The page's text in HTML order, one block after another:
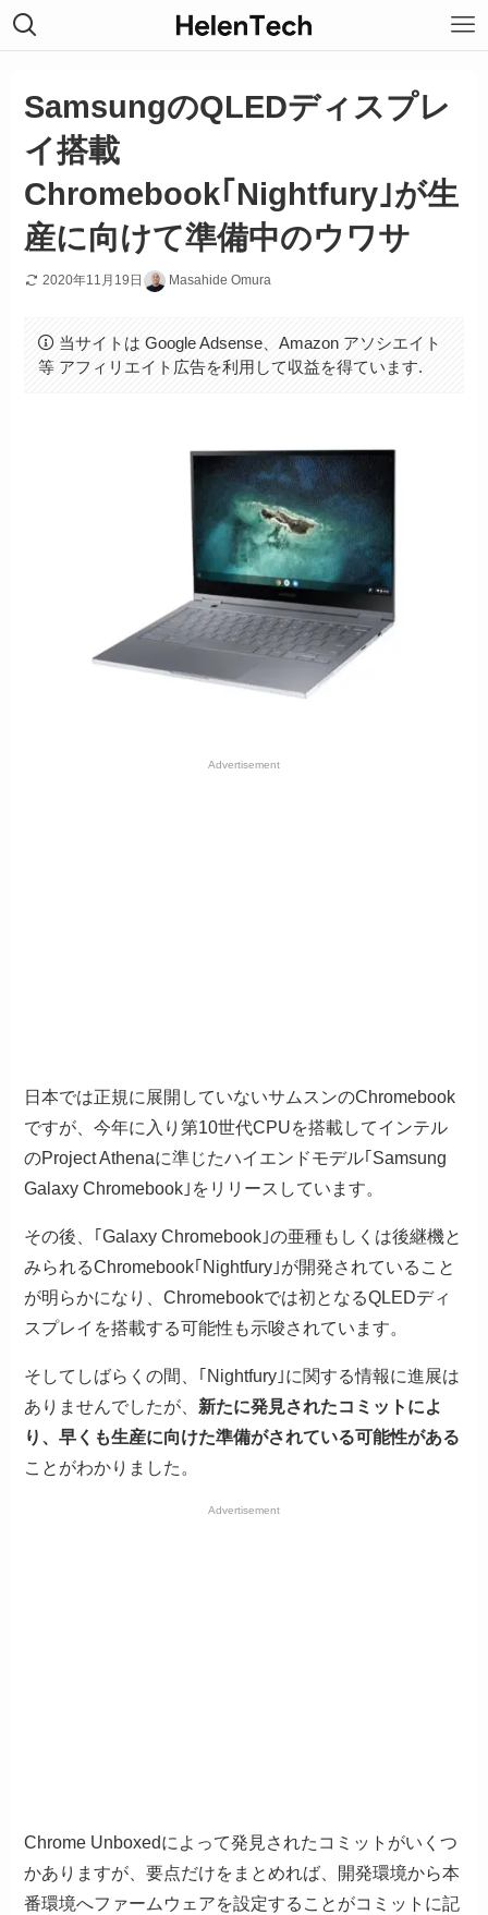
SamsungのQLEDディスプレ
イ搭載
Chromebook｢Nightfury｣が生
産に向けて準備中のウワサ
2020年11月19日 Masahide Omura
当サイトは Google Adsense、Amazon アソシエイト
等 アフィリエイト広告を利用して収益を得ています.
Advertisement
日本では正規に展開していないサムスンのChromebook
ですが、今年に入り第10世代CPUを搭載してインテル
のProject Athenaに準じたハイエンドモデル｢Samsung
Galaxy Chromebook｣をリリースしています。
その後、｢Galaxy Chromebook｣の亜種もしくは後継機と
みられるChromebook｢Nightfury｣が開発されていること
が明らかになり、Chromebookでは初となるQLEDディ
スプレイを搭載する可能性も示唆されています。
そしてしばらくの間、｢Nightfury｣に関する情報に進展は
ありませんでしたが、 新たに発見されたコミットによ
り、早くも生産に向けた準備がされている可能性がある
ことがわかりました。
Advertisement
Chrome Unboxedによって発見されたコミットがいくつ
かありますが、要点だけをまとめれば、開発環境から本
番環境へファームウェアを設定することがコミットに記